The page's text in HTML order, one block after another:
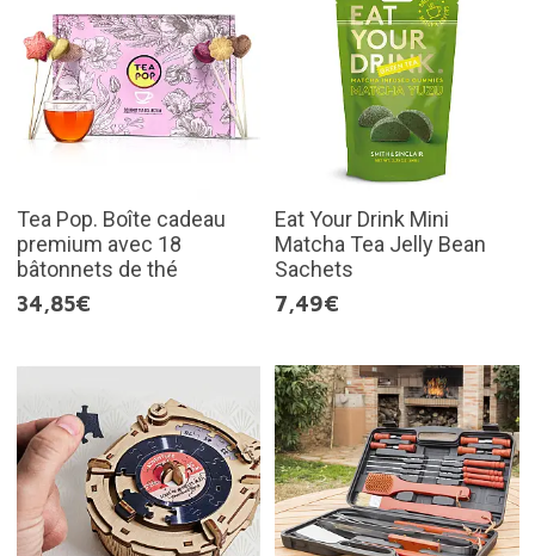
Tea Pop. Boîte cadeau
premium avec 18
bâtonnets de thé
34,85€
Eat Your Drink Mini
Matcha Tea Jelly Bean
Sachets
7,49€